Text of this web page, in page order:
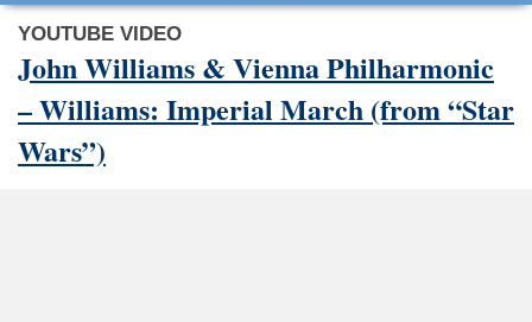
YOUTUBE VIDEO
John Williams & Vienna Philharmonic
– Williams: Imperial March (from “Star
Wars”)